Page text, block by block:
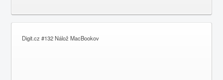
Digit.cz #132 Nálož MacBookov